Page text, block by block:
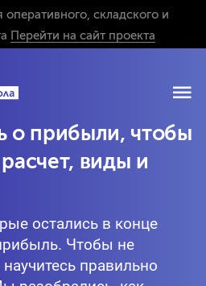
складского и
Перейти на сайт проекта
о прибыли, чтобы
виды и
остались в конце
Чтобы не
правильно